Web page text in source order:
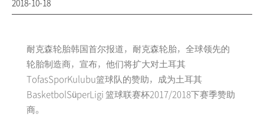
2018-10-18
耐克森轮胎韩国首尔报道，耐克森轮胎，全球领先的
轮胎制造商，宣布，他们将扩大对土耳其
TofasSporKulubu篮球队的赞助，成为土耳其
BasketbolSüperLigi 篮球联赛杯2017/2018下赛季赞助
商。